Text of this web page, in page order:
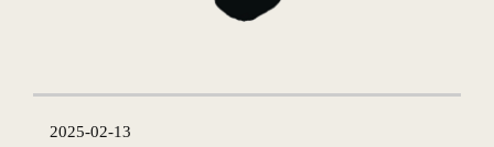
2025-02-13